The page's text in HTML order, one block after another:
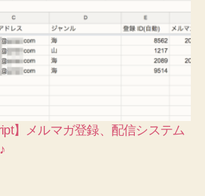
】メルマガ登録、配信システム